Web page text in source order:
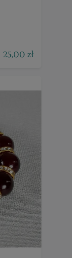
25,00 zł